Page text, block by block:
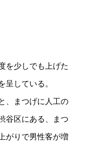
を少しでも上げた
している。
、まつげに人工の
谷区にある、まつ
がりで男性客が増